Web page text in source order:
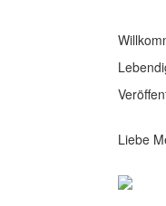
Liebe